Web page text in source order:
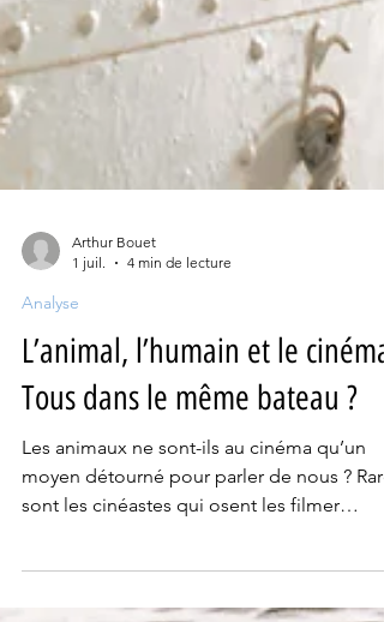
1 juil.
Analyse
L’animal, l’humain et le cinéma :
Tous dans le même bateau ?
Les animaux ne sont-ils au cinéma qu’un
moyen détourné pour parler de nous ?
la tentation de l’anthropomorphisme – en